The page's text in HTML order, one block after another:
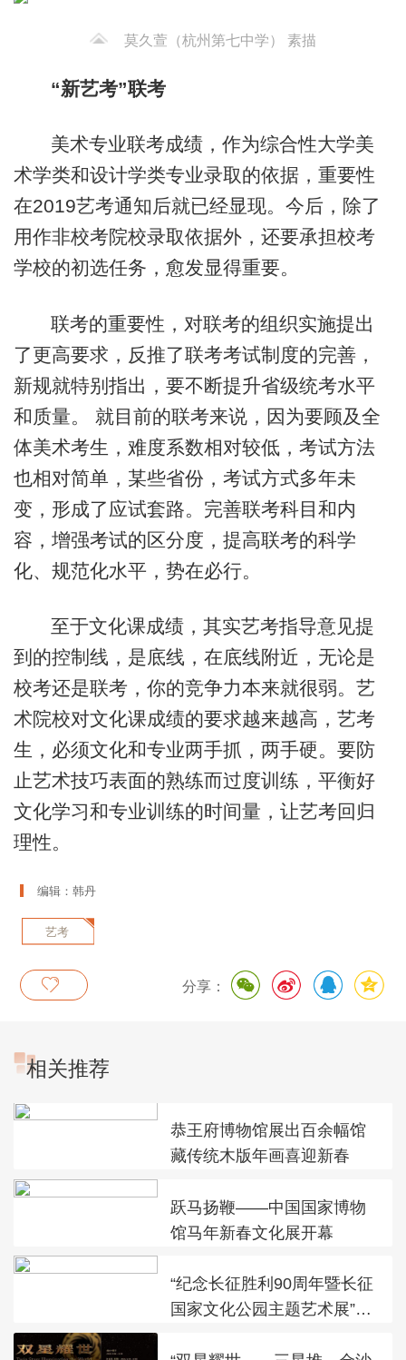
莫久萱（杭州第七中学） 素描
“新艺考”联考
美术专业联考成绩，作为综合性大学美
术学类和设计学类专业录取的依据，重要性
在2019艺考通知后就已经显现。今后，除了
用作非校考院校录取依据外，还要承担校考
学校的初选任务，愈发显得重要。
联考的重要性，对联考的组织实施提出
了更高要求，反推了联考考试制度的完善，
新规就特别指出，要不断提升省级统考水平
和质量。 就目前的联考来说，因为要顾及全
体美术考生，难度系数相对较低，考试方法
也相对简单，某些省份，考试方式多年未
变，形成了应试套路。完善联考科目和内
容，增强考试的区分度，提高联考的科学
化、规范化水平，势在必行。
至于文化课成绩，其实艺考指导意见提
到的控制线，是底线，在底线附近，无论是
校考还是联考，你的竞争力本来就很弱。艺
术院校对文化课成绩的要求越来越高，艺考
生，必须文化和专业两手抓，两手硬。要防
止艺术技巧表面的熟练而过度训练，平衡好
文化学习和专业训练的时间量，让艺考回归
理性。
编辑：韩丹
艺考
分享：
相关推荐
恭王府博物馆展出百余幅馆
藏传统木版年画喜迎新春
跃马扬鞭——中国国家博物
馆马年新春文化展开幕
“纪念长征胜利90周年暨长征
国家文化公园主题艺术展”在